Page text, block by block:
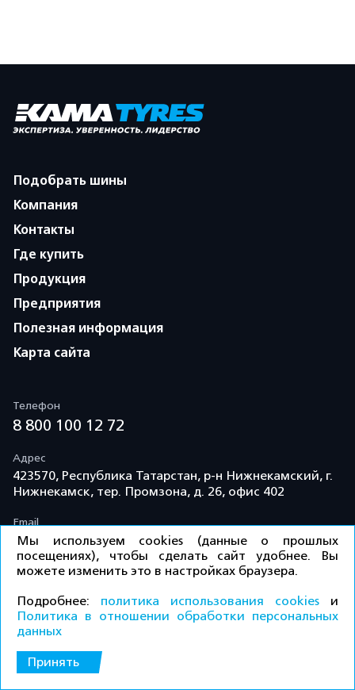
Подобрать шины
Компания
Контакты
Где купить
Продукция
Предприятия
Полезная информация
Карта сайта
Телефон
8 800 100 12 72
Адрес
423570, Республика Татарстан, р-н Нижнекамский, г.
Нижнекамск, тер. Промзона, д. 26, офис 402
Email
info@td-kama.com
©ООО «Торговый дом «Кама» 2026 / Все права
защищены.
Политика конфиденциальности
Мы используем cookies (данные о прошлых
посещениях), чтобы сделать сайт удобнее. Вы
можете изменить это в настройках браузера.
Подробнее: политика использования cookies и
Политика в отношении обработки персональных
данных
Принять